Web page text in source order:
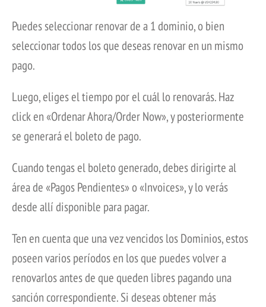
Puedes seleccionar renovar de a 1 dominio, o bien
seleccionar todos los que deseas renovar en un mismo
pago.
Luego, eliges el tiempo por el cuál lo renovarás. Haz
click en «Ordenar Ahora/Order Now», y posteriormente
se generará el boleto de pago.
Cuando tengas el boleto generado, debes dirigirte al
área de «Pagos Pendientes» o «Invoices», y lo verás
desde allí disponible para pagar.
Ten en cuenta que una vez vencidos los Dominios, estos
poseen varios períodos en los que puedes volver a
renovarlos antes de que queden libres pagando una
sanción correspondiente. Si deseas obtener más